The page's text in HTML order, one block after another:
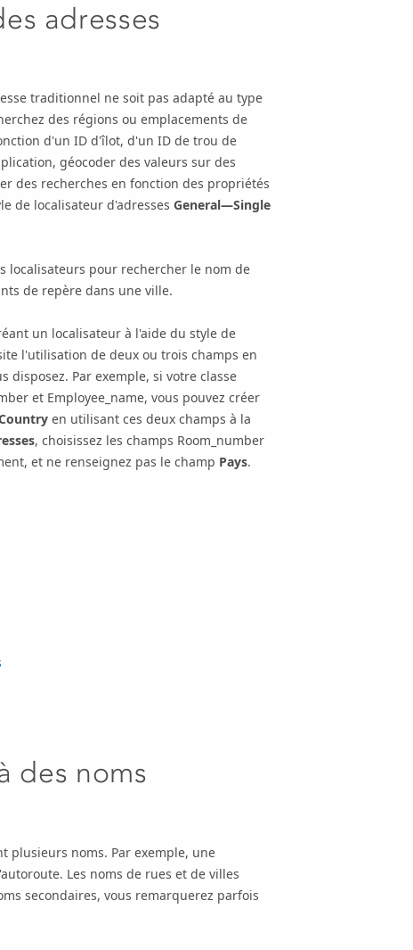
adresses
traditionnel ne soit pas adapté au type
des régions ou emplacements de
d'un ID d'îlot, d'un ID de trou de
géocoder des valeurs sur des
des recherches en fonction des propriétés
de localisateur d'adresses General—Single
localisateurs pour rechercher le nom de
de repère dans une ville.
un localisateur à l'aide du style de
l'utilisation de deux ou trois champs en
disposez. Par exemple, si votre classe
et Employee_name, vous pouvez créer
en utilisant ces deux champs à la
, choisissez les champs Room_number
et ne renseignez pas le champ Pays.
des noms
plusieurs noms. Par exemple, une
Les noms de rues et de villes
secondaires, vous remarquerez parfois